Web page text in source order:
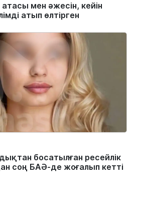
мен әжесін, кейін
атып өлтірген
босатылған ресейлік
соң БАӘ-де жоғалып кетті